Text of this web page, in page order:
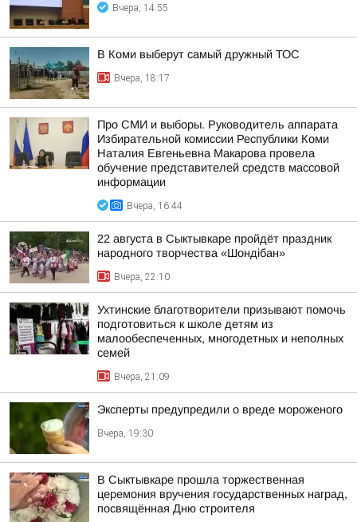
Вчера, 14:55
В Коми выберут самый дружный ТОС
Вчера, 18:17
Про СМИ и выборы. Руководитель аппарата
Избирательной комиссии Республики Коми
Наталия Евгеньевна Макарова провела
обучение представителей средств массовой
информации
Вчера, 16:44
22 августа в Сыктывкаре пройдёт праздник
народного творчества «Шондібан»
Вчера, 22:10
Ухтинские благотворители призывают помочь
подготовиться к школе детям из
малообеспеченных, многодетных и неполных
семей
Вчера, 21:09
Эксперты предупредили о вреде мороженого
Вчера, 19:30
В Сыктывкаре прошла торжественная
церемония вручения государственных наград,
посвящённая Дню строителя